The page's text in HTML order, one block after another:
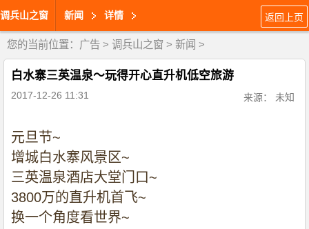
调兵山之窗 新闻 详情 返回上页
您的当前位置： 广告 > 调兵山之窗 > 新闻 >
白水寨三英温泉～玩得开心直升机低空旅游
2017-12-26 11:31 来源： 未知
元旦节~
增城白水寨风景区~
三英温泉酒店大堂门口 ~
3800万的直升机首飞~
换一个角度看世界~